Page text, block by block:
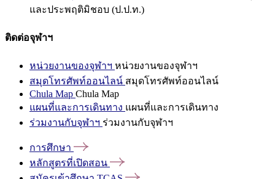
และประพฤติมิชอบ (ป.ป.ท.)
ติดต่อจุฬาฯ
หน่วยงานของจุฬาฯ หน่วยงานของจุฬาฯ
สมุดโทรศัพท์ออนไลน์ สมุดโทรศัพท์ออนไลน์
Chula Map Chula Map
แผนที่และการเดินทาง แผนที่และการเดินทาง
ร่วมงานกับจุฬาฯ ร่วมงานกับจุฬาฯ
การศึกษา
หลักสูตรที่เปิดสอน